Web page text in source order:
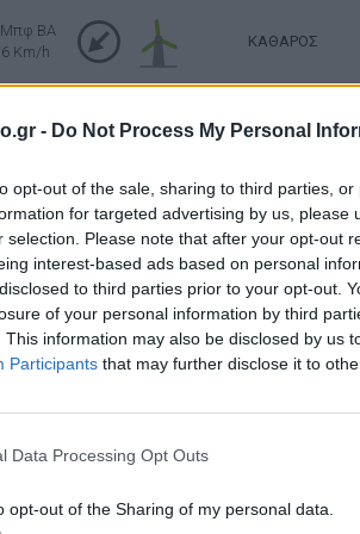
- Do Not Process My Personal
opt-out of the sale, sharing to third parties,
for targeted advertising by us, please
selection. Please note that after your opt-out
interest-based ads based on personal
to third parties prior to your opt-out.
of your personal information by third
This information may also be disclosed by us
Participants that may further disclose it to
Data Processing Opt Outs
opt-out of the Sharing of my personal data.
BA
Km/h
ΚΑΘΑΡΟΣ
Km/h
Μπφ ΒΔ
Km/h
ΚΑΘΑΡΟΣ
ΒΔ
Km/h
ΚΑΘΑΡΟΣ
ΚΑΘΑΡΟΣ
Μπφ B
35 Km/h